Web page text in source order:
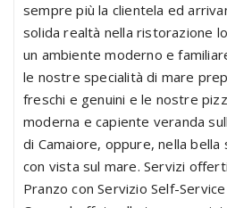
sempre più la clientela ed
solida realtà nella ristorazione
un ambiente moderno e
le nostre specialità di mare
freschi e genuini e le nostre
moderna e capiente veranda
di Camaiore, oppure, nella
con vista sul mare. Servizi
Pranzo con Servizio Self-